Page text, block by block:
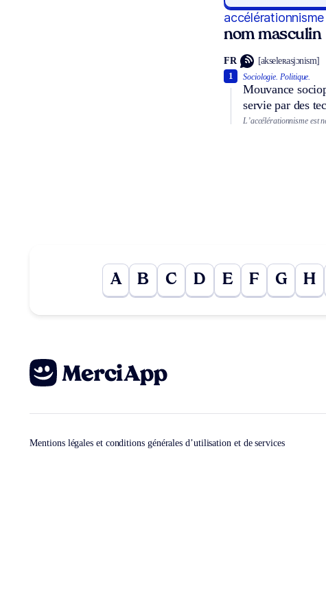
accélérationnisme
nom masculin
FR [akseleʀasjɔnism]
Sociologie. Politique.
Mouvance
servie par des
1
L’accélérationnisme est
A B C D E F G H
Mentions légales et conditions générales d’utilisation et de services